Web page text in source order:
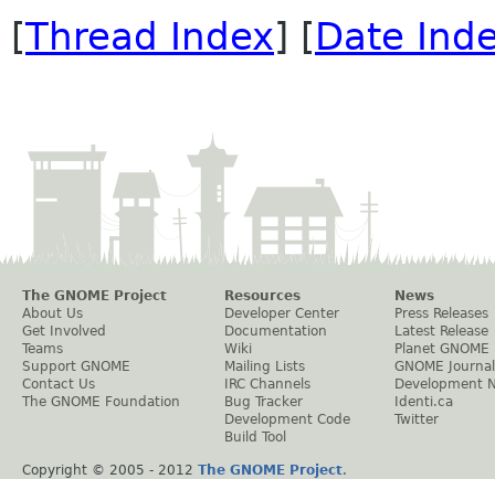
[Thread Index] [Date
The GNOME Project
About Us
Get Involved
Teams
Support GNOME
Contact Us
The GNOME Foundation
Resources
Developer Center
Documentation
Wiki
Mailing Lists
IRC Channels
Bug Tracker
Development Code
Build Tool
News
Press Releases
Latest Release
Planet GNOME
GNOME Journal
Development
Identi.ca
Twitter
Copyright © 2005 - 2012 The GNOME Project.